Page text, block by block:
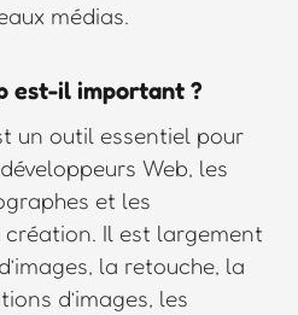
médias.
est-il important ?
un outil essentiel pour
Web, les
et les
Il est largement
la retouche, la
d’images, les